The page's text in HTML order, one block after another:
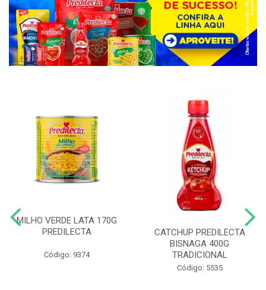
MILHO VERDE LATA 170G
PREDILECTA
Código: 9374
CATCHUP PREDILECTA
BISNAGA 400G
TRADICIONAL
Código: 5535